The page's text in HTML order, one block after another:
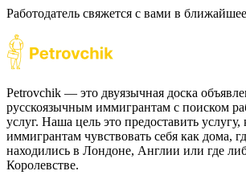
Работодатель свяжется с вами в
Petrovchik — это двуязычная доска
русскоязычным иммигрантам с поиском
услуг. Наша цель это предоставить услугу,
иммигрантам чувствовать себя как дома,
находились в Лондоне, Англии или где
Королевстве.